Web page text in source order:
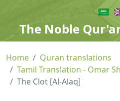
The Noble
Home
Quran translations
Tamil Translation - Omar
The Clot [Al-Alaq]